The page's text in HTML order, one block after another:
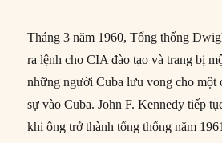
Tháng 3 năm 1960, Tổng thống
ra lệnh cho CIA đào tạo và trang bị
những người Cuba lưu vong cho một
sự vào Cuba. John F. Kennedy tiếp
khi ông trở thành tổng thống năm